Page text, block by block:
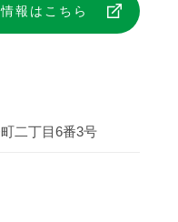
報はこちら
二丁目6番3号